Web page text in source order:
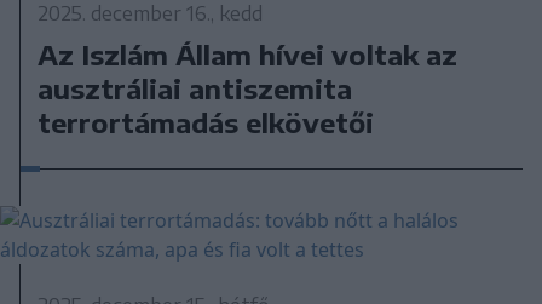
2025. december 16., kedd
Az Iszlám Állam hívei voltak az
ausztráliai antiszemita
terrortámadás elkövetői